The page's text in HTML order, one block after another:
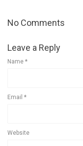
No Comments
Leave a Reply
Name *
Email *
Website